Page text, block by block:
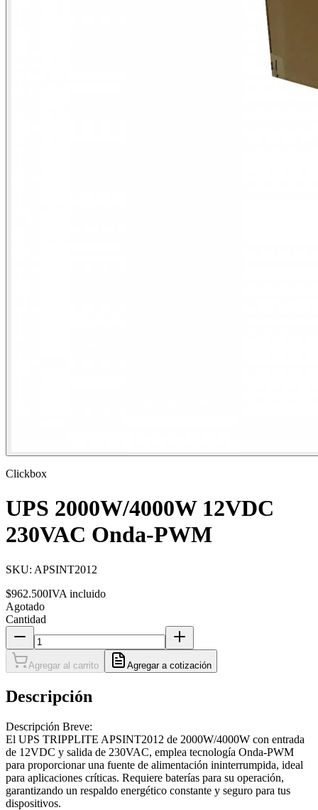
Clickbox
UPS 2000W/4000W 12VDC
230VAC Onda-PWM
SKU: APSINT2012
$962.500IVA incluido
Agotado
Cantidad
Agregar al carrito Agregar a cotización
Descripción
Descripción Breve:
El UPS TRIPPLITE APSINT2012 de 2000W/4000W con entrada
de 12VDC y salida de 230VAC, emplea tecnología Onda-PWM
para proporcionar una fuente de alimentación ininterrumpida, ideal
para aplicaciones críticas. Requiere baterías para su operación,
garantizando un respaldo energético constante y seguro para tus
dispositivos.